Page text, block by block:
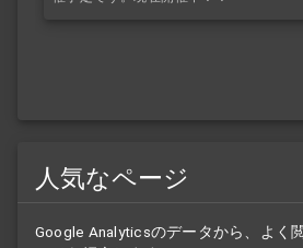
人気なページ
Google Analyticsのデータから、よく